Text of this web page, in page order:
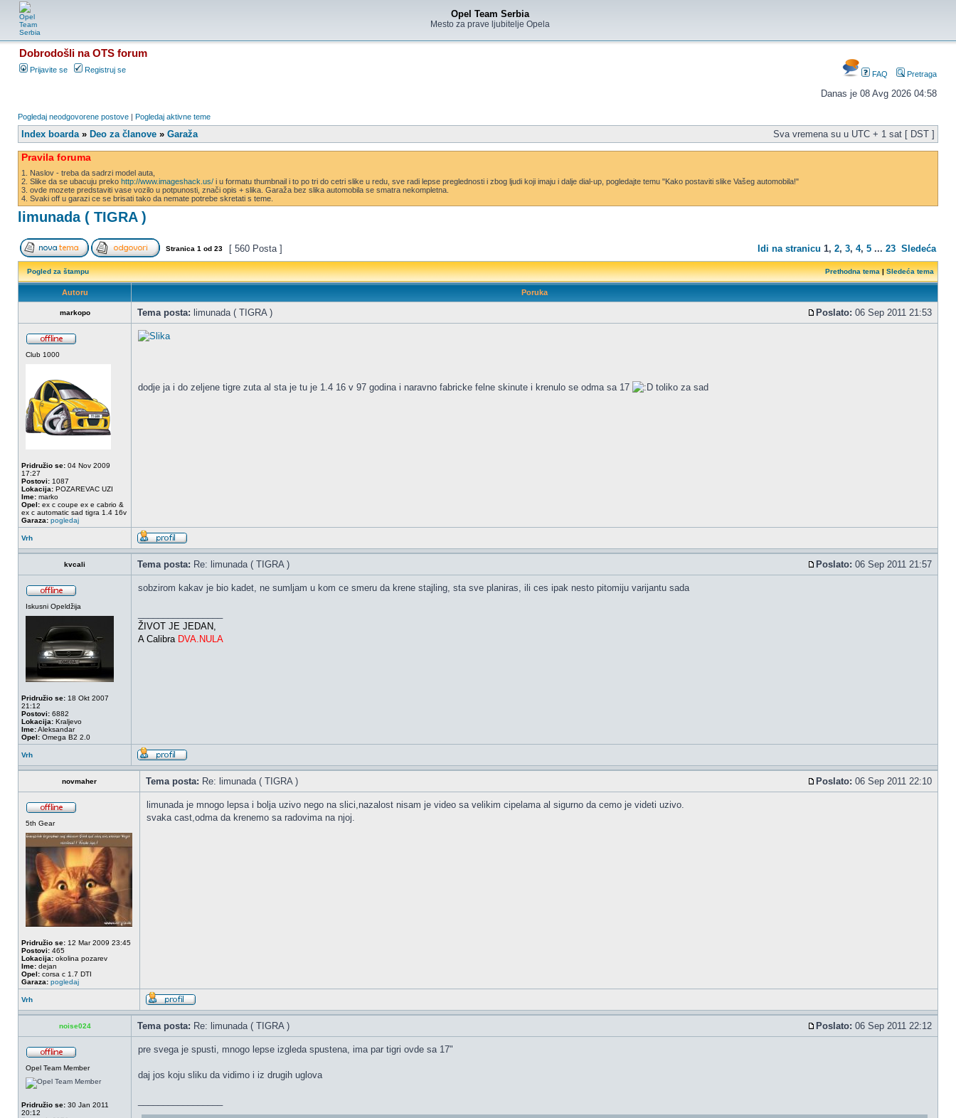
Opel Team Serbia
Mesto za prave ljubitelje Opela
Dobrodošli na OTS forum
Prijavite se Registruj se FAQ Pretraga
Danas je 08 Avg 2026 04:58
Pogledaj neodgovorene postove | Pogledaj aktivne teme
Index boarda» Deo za članove » Garaža Sva vremena su u UTC + 1 sat [ DST ]
Pravila foruma
1. Naslov - treba da sadrzi model auta,
2. Slike da se ubacuju preko http://www.imageshack.us/ i u formatu thumbnail i to po tri do cetri slike u redu, sve radi lepse preglednosti i zbog ljudi koji imaju i dalje dial-up, pogledajte temu "Kako postaviti slike Vašeg automobila!"
3. ovde mozete predstaviti vase vozilo u potpunosti, znači opis + slika. Garaža bez slika automobila se smatra nekompletna.
4. Svaki off u garazi ce se brisati tako da nemate potrebe skretati s teme.
limunada ( TIGRA )
Stranica 1 od 23 [ 560 Posta ] Idi na stranicu 1, 2, 3, 4, 5 ... 23 Sledeća
Pogled za štampu Prethodna tema|Sledeća tema
Autoru Poruka
markopo Tema posta: limunada ( TIGRA ) Poslato: 06 Sep 2011 21:53
Club 1000
Pridružio se: 04 Nov 2009
17:27
Postovi: 1087
Lokacija: POZAREVAC UZI
Ime: marko
Opel: ex c coupe ex e cabrio &
ex c automatic sad tigra 1.4 16v
Garaza: pogledaj
dodje ja i do zeljene tigre zuta al sta je tu je 1.4 16 v 97 godina i naravno fabricke felne skinute i krenulo se odma sa 17 toliko za sad
Vrh
kvcali Tema posta: Re: limunada ( TIGRA ) Poslato: 06 Sep 2011 21:57
Iskusni Opeldžija
Pridružio se: 18 Okt 2007
21:12
Postovi: 6882
Lokacija: Kraljevo
Ime:Aleksandar
Opel: Omega B2 2.0
sobzirom kakav je bio kadet, ne sumljam u kom ce smeru da krene stajling, sta sve planiras, ili ces ipak nesto pitomiju varijantu sada
ŽIVOT JE JEDAN,
A Calibra DVA.NULA
Vrh
novmaher Tema posta: Re: limunada ( TIGRA ) Poslato: 06 Sep 2011 22:10
5th Gear
Pridružio se: 12 Mar 2009 23:45
Postovi: 465
Lokacija: okolina pozarev
Ime: dejan
Opel: corsa c 1.7 DTI
Garaza: pogledaj
limunada je mnogo lepsa i bolja uzivo nego na slici,nazalost nisam je video sa velikim cipelama al sigurno da cemo je videti uzivo.
svaka cast,odma da krenemo sa radovima na njoj.
Vrh
noise024 Tema posta: Re: limunada ( TIGRA ) Poslato: 06 Sep 2011 22:12
Opel Team Member
Pridružio se: 30 Jan 2011
20:12
pre svega je spusti, mnogo lepse izgleda spustena, ima par tigri ovde sa 17"
daj jos koju sliku da vidimo i iz drugih uglova